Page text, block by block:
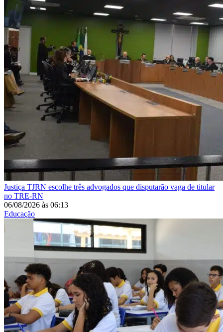
Justiça TJRN escolhe três advogados que disputarão vaga de titular
no TRE-RN
06/08/2026 às 06:13
Educação